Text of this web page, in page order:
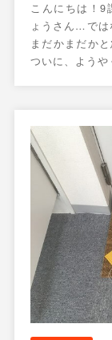
こんにちは！9
ょうさん…では
まだかまだか
ついに、よう